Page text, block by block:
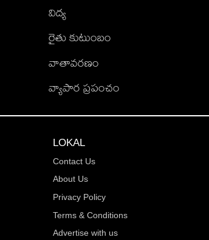
విద్య
రైతు కుటుంబం
వాతావరణం
వ్యాపార ప్రపంచం
LOKAL
Contact Us
About Us
Privacy Policy
Terms & Conditions
Advertise with us